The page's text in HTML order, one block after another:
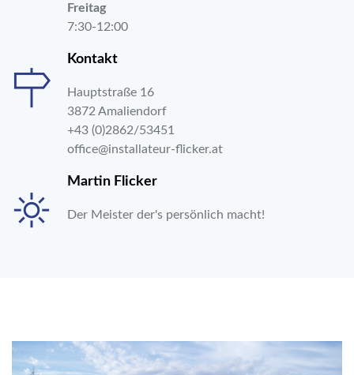
Freitag
7:30-12:00
Kontakt
Hauptstraße 16
3872 Amaliendorf
+43 (0)2862/53451
office@installateur-flicker.at
Martin Flicker
Der Meister der's persönlich macht!